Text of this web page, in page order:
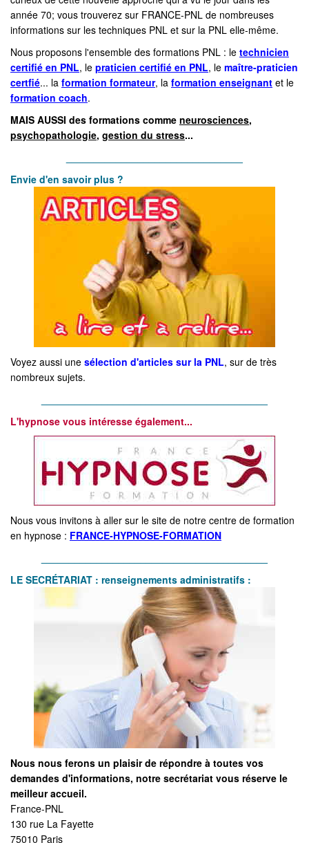
année 70; vous trouverez sur FRANCE-PNL de nombreuses
informations sur les techniques PNL et sur la PNL elle-même.
Nous proposons l'ensemble des formations PNL : le technicien
certifié en PNL, le praticien certifié en PNL, le maître-praticien
certfié... la formation formateur, la formation enseignant et le
formation coach.
MAIS AUSSI des formations comme neurosciences,
psychopathologie, gestion du stress...
Envie d'en savoir plus ?
Voyez aussi une sélection d'articles sur la PNL, sur de très
nombreux sujets.
L'hypnose vous intéresse également...
Nous vous invitons à aller sur le site de notre centre de formation
en hypnose : FRANCE-HYPNOSE-FORMATION
LE SECRÉTARIAT : renseignements administratifs :
Nous nous ferons un plaisir de répondre à toutes vos
demandes d'informations, notre secrétariat vous réserve le
meilleur accueil.
France-PNL
130 rue La Fayette
75010 Paris